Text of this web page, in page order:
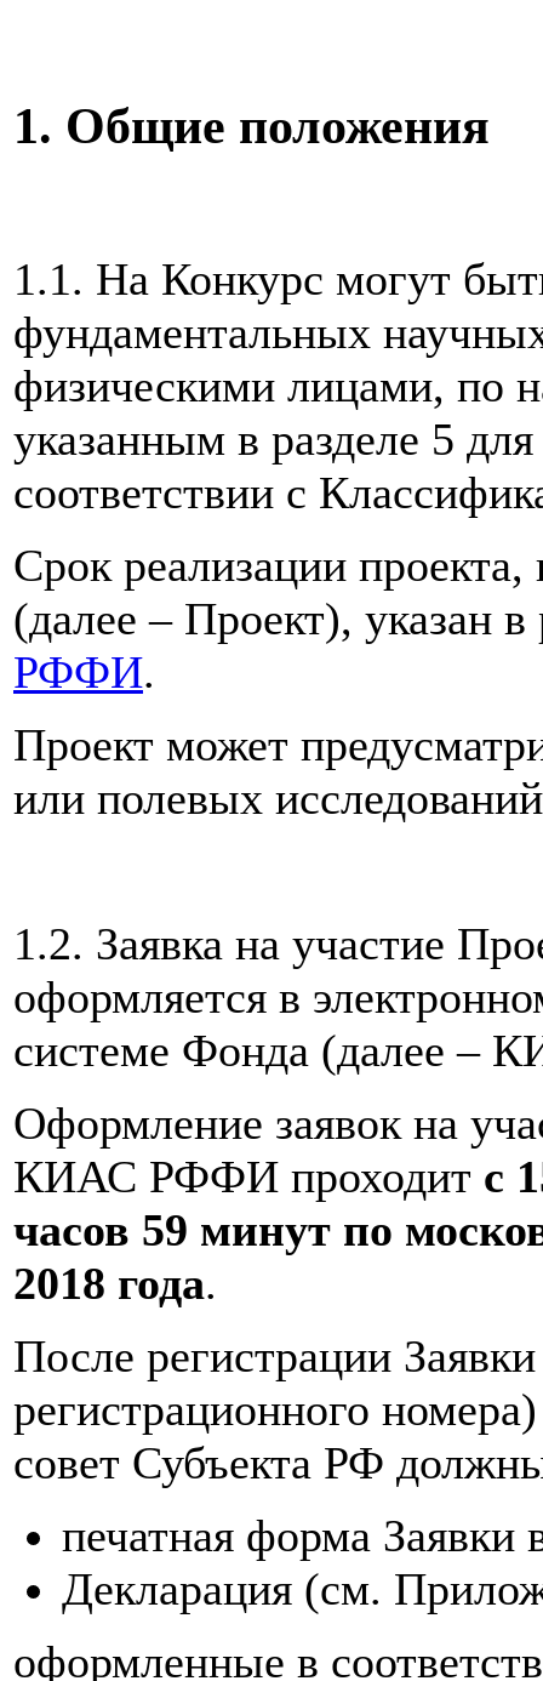
1. Общие положения
1.1. На Конкурс могут
фундаментальных
физическими лицами, по
указанным в разделе 5
соответствии с
Срок реализации
(далее – Проект), указан
РФФИ.
Проект может
или полевых
1.2. Заявка на участие
оформляется в
системе Фонда (далее
Оформление заявок на
КИАС РФФИ проходит с
часов 59 минут по
2018 года.
После регистрации
регистрационного
совет Субъекта РФ
печатная форма Заявки
Декларация (см.
оформленные в